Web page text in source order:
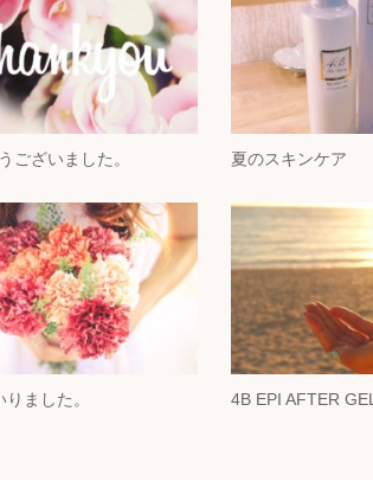
ございました。 夏のスキンケア
ました。 4B EPI AFTER GEL